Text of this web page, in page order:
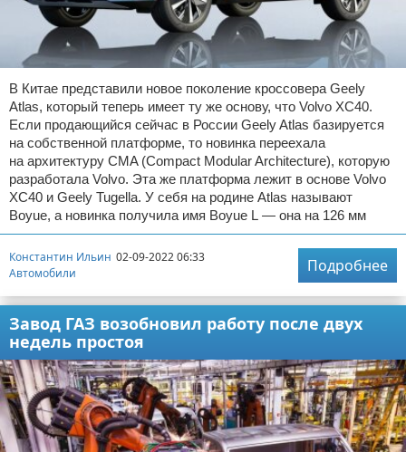
В Китае представили новое поколение кроссовера Geely
Atlas, который теперь имеет ту же основу, что Volvo XC40.
Если продающийся сейчас в России Geely Atlas базируется
на собственной платформе, то новинка переехала
на архитектуру CMA (Compact Modular Architecture), которую
разработала Volvo. Эта же платформа лежит в основе Volvo
XC40 и Geely Tugella. У себя на родине Atlas называют
Boyue, а новинка получила имя Boyue L — она на 126 мм
Константин Ильин 02-09-2022 06:33
Автомобили
Подробнее
Завод ГАЗ возобновил работу после двух
недель простоя